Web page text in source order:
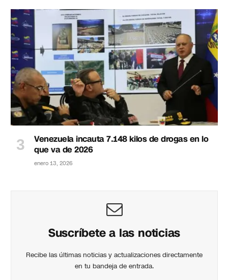
Venezuela incauta 7.148 kilos de drogas en lo
que va de 2026
enero 13, 2026
Suscríbete a las noticias
Recibe las últimas noticias y actualizaciones directamente
en tu bandeja de entrada.